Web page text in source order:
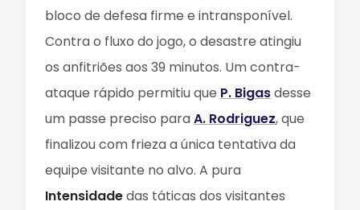
bloco de defesa firme e intransponível.
Contra o fluxo do jogo, o desastre atingiu
os anfitriões aos 39 minutos. Um contra-
ataque rápido permitiu que P. Bigasdesse
um passe preciso paraA. Rodriguez, que
finalizou com frieza a única tentativa da
equipe visitante no alvo. A pura
Intensidadedas táticas dos visitantes